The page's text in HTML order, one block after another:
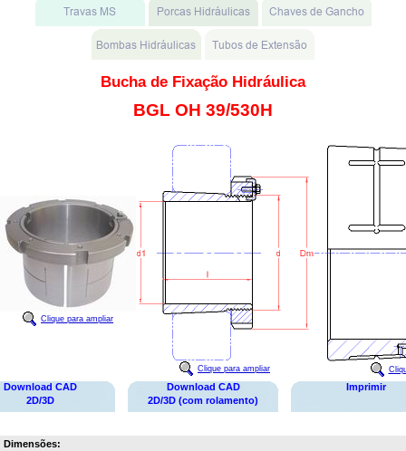
Bucha de Fixação Hidráulica
BGL OH 39/530H
Clique para ampliar
Clique para ampliar
Download CAD
2D/3D
Download CAD
2D/3D (com rolamento)
Imprimir
Dimensões: